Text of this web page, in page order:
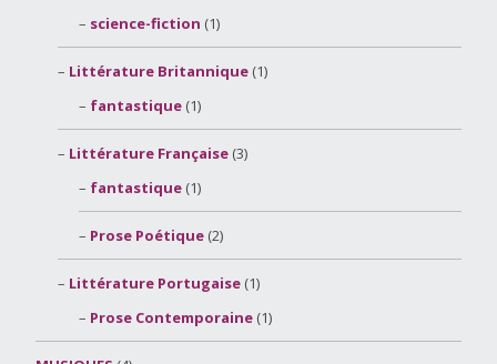
science-fiction (1)
Littérature Britannique(1)
fantastique (1)
Littérature Française(3)
fantastique (1)
Prose Poétique (2)
Littérature Portugaise(1)
Prose Contemporaine (1)